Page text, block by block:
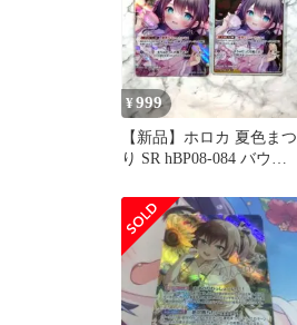
¥999
【新品】ホロカ 夏色まつ
り SR hBP08-084 バウン